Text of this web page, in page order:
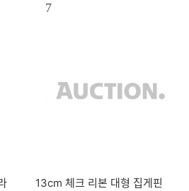
7
13cm 체크 리본 대형 집게핀